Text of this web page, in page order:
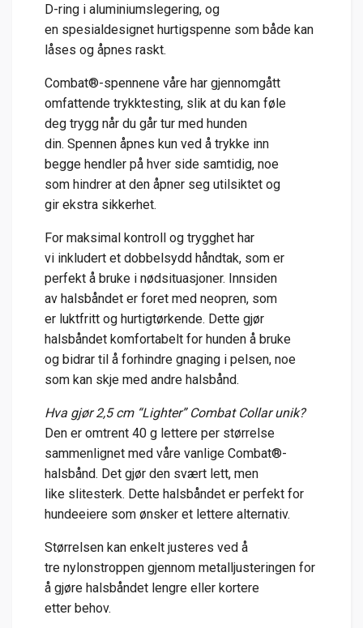
D-ring i aluminiumslegering, og
en spesialdesignet hurtigspenne som både kan
låses og åpnes raskt.
Combat®-spennene våre har gjennomgått
omfattende trykktesting, slik at du kan føle
deg trygg når du går tur med hunden
din. Spennen åpnes kun ved å trykke inn
begge hendler på hver side samtidig, noe
som hindrer at den åpner seg utilsiktet og
gir ekstra sikkerhet.
For maksimal kontroll og trygghet har
vi inkludert et dobbelsydd håndtak, som er
perfekt å bruke i nødsituasjoner. Innsiden
av halsbåndet er foret med neopren, som
er luktfritt og hurtigtørkende. Dette gjør
halsbåndet komfortabelt for hunden å bruke
og bidrar til å forhindre gnaging i pelsen, noe
som kan skje med andre halsbånd.
Hva gjør2,5cm “Lighter” Combat Collarunik?
Den er omtrent 40 g lettere per størrelse
sammenlignet med våre vanlige Combat®-
halsbånd. Det gjør den svært lett, men
like slitesterk. Dette halsbåndet er perfekt for
hundeeiere som ønsker et lettere alternativ.
Størrelsen kan enkelt justeres ved å
tre nylonstroppen gjennom metalljusteringen for
å gjøre halsbåndet lengre eller kortere
etter behov.